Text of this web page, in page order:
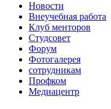
Новости
Внеучебная работа
Клуб менторов
Студсовет
Форум
Фотогалерея
сотрудникам
Профком
Медиацентр